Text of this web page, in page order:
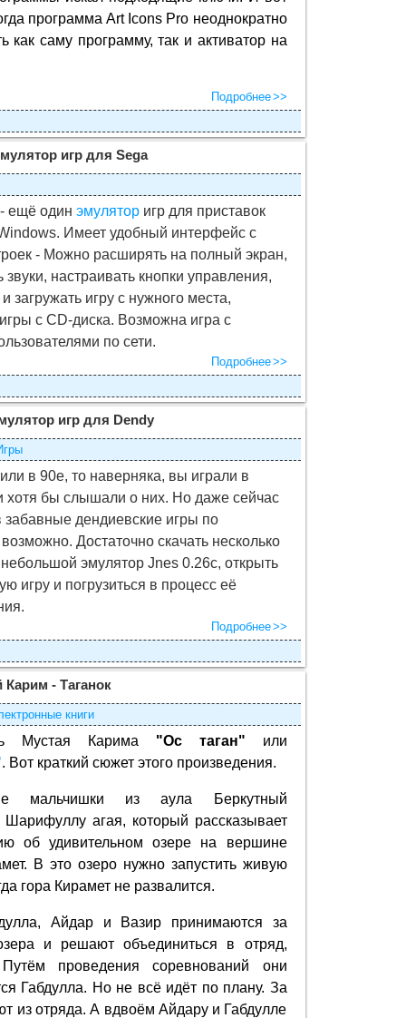
программа Art Icons Pro неоднократно
как саму программу, так и активатор на
Подробнее
игр для Sega
ещё один эмуляторигр для приставок
Имеет удобный интерфейс с
- Можно расширять на полный экран,
настраивать кнопки управления,
загружать игру с нужного места,
с CD-диска. Возможна игра с
по сети.
Подробнее
игр для Dendy
в 90е, то наверняка, вы играли в
хотя бы слышали о них. Но даже сейчас
дендиевские игры по
Достаточно скачать несколько
эмулятор Jnes 0.26с, открыть
игру и погрузиться в процесс её
Подробнее
Карим - Таганок
книги
Мустая Карима "Ос таган" или
. Вот краткий сюжет этого произведения.
мальчишки из аула Беркутный
Шарифуллу агая, который рассказывает
об удивительном озере на вершине
В это озеро нужно запустить живую
гора Кирамет не развалится.
Айдар и Вазир принимаются за
и решают объединиться в отряд,
проведения соревнований они
Габдулла. Но не всё идёт по плану. За
из отряда. А вдвоём Айдару и Габдулле